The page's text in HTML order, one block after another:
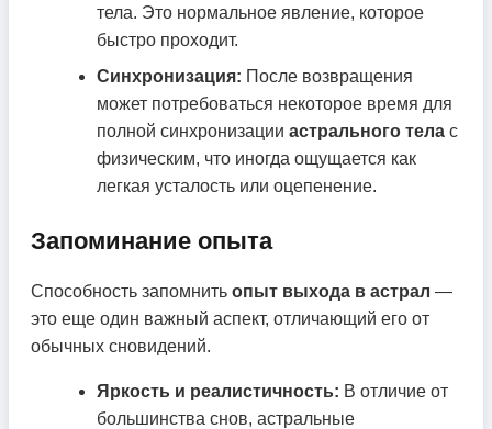
тела. Это нормальное явление, которое
быстро проходит.
Синхронизация: После возвращения
может потребоваться некоторое время для
полной синхронизации астрального тела с
физическим, что иногда ощущается как
легкая усталость или оцепенение.
Запоминание опыта
Способность запомнить опыт выхода в астрал —
это еще один важный аспект, отличающий его от
обычных сновидений.
Яркость и реалистичность: В отличие от
большинства снов, астральные